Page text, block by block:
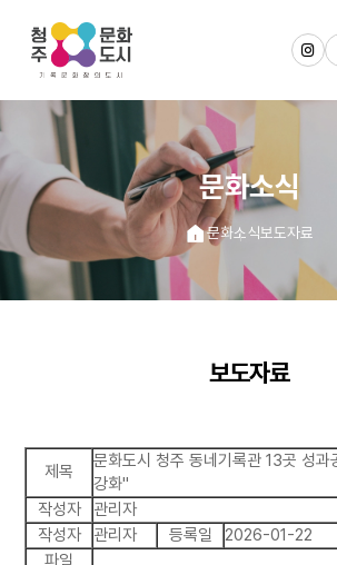
문화소식
문화소식보도자료
보도자료
제목
문화도시 청주 동네기록관 13곳 성
강화"
작성자
관리자
작성자
관리자 등록일 2026-01-22
파일